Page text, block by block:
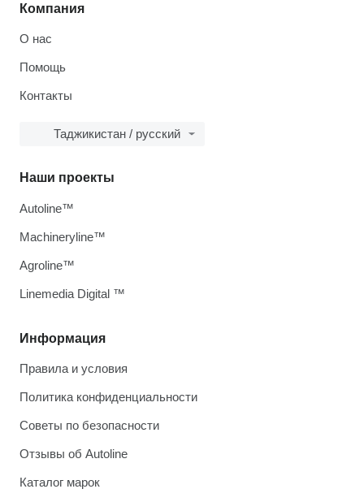
Компания
О нас
Помощь
Контакты
Таджикистан / русский
Информация
Правила и условия
Политика конфиденциальности
Советы по безопасности
Отзывы об Autoline
Каталог марок
Наши проекты
Autoline™
Machineryline™
Agroline™
Linemedia Digital ™